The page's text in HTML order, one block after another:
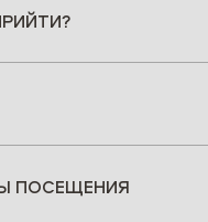
ПОСЕЩЕНИЯ